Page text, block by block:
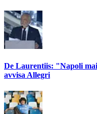
De Laurentiis: "Napoli
avvisa Allegri